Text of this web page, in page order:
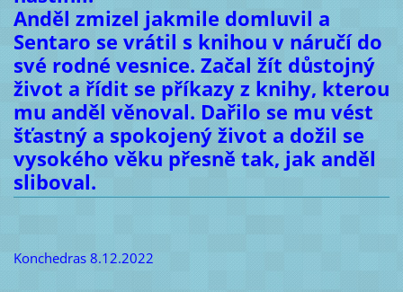
Anděl zmizel jakmile domluvil a
Sentaro se vrátil s knihou v náručí do
své rodné vesnice. Začal žít důstojný
život a řídit se příkazy z knihy, kterou
mu anděl věnoval. Dařilo se mu vést
šťastný a spokojený život a dožil se
vysokého věku přesně tak, jak anděl
sliboval.
Konchedras 8.12.2022